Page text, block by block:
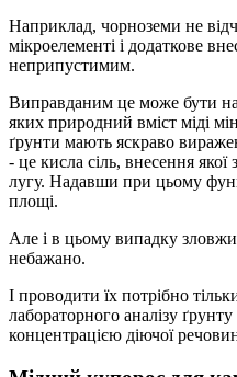
Наприклад, чорноземи не
мікроелементі і додаткове
неприпустимим.
Виправданим це може бути на
яких природний вміст міді
ґрунти мають яскраво
- це кисла сіль, внесення
лугу. Надавши при цьому
площі.
Але і в цьому випадку
небажано.
І проводити їх потрібно
лабораторного аналізу
концентрацією діючої